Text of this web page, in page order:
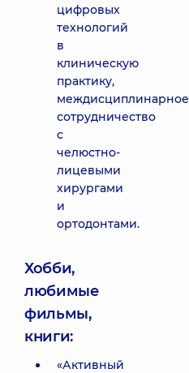
цифровых
технологий
в
клиническую
практику,
междисциплинарное
сотрудничество
с
челюстно-
лицевыми
хирургами
и
ортодонтами.
Хобби,
любимые
фильмы,
книги:
«Активный